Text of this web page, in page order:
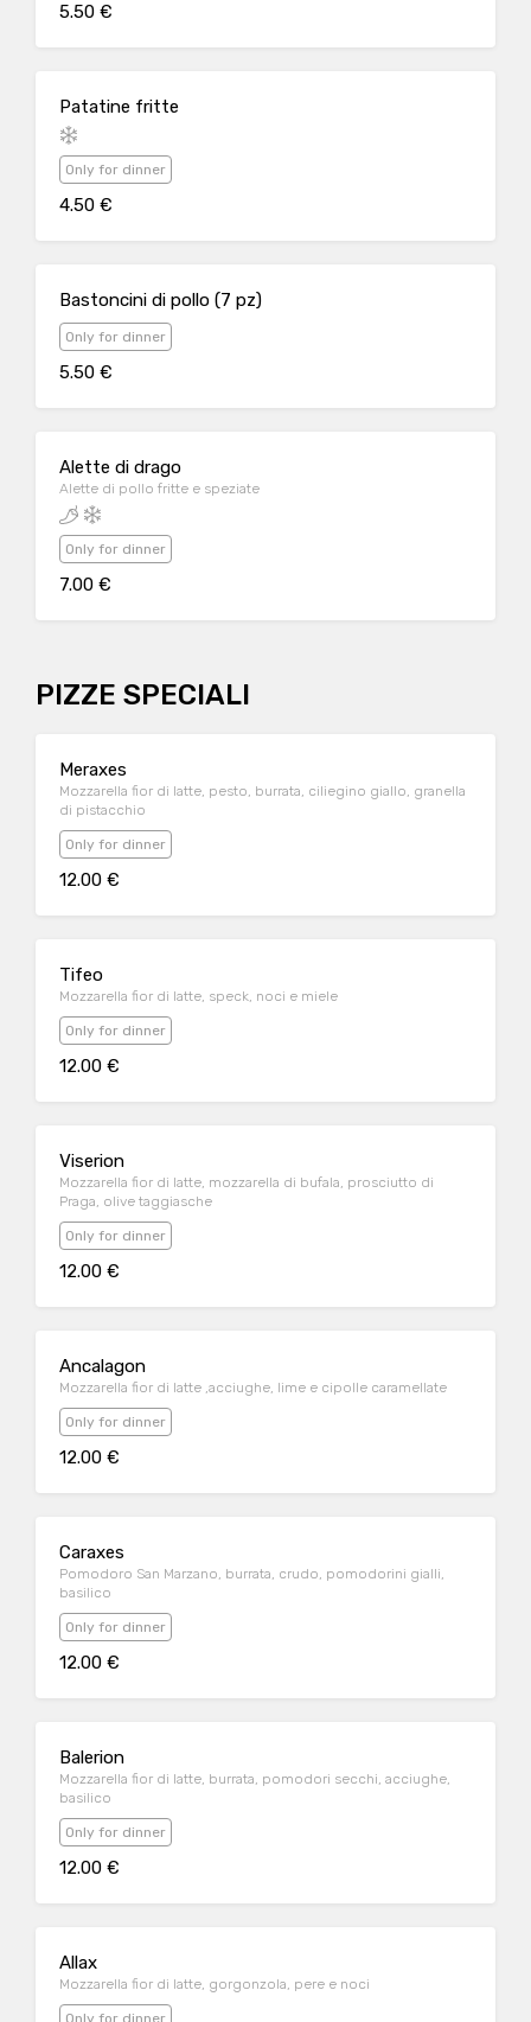
5.50 €
Patatine fritte
Only for dinner
4.50 €
Bastoncini di pollo (7 pz)
Only for dinner
5.50 €
Alette di drago
Alette di pollo fritte e speziate
Only for dinner
7.00 €
PIZZE SPECIALI
Meraxes
Mozzarella fior di latte, pesto, burrata, ciliegino giallo, granella
di pistacchio
Only for dinner
12.00 €
Tifeo
Mozzarella fior di latte, speck, noci e miele
Only for dinner
12.00 €
Viserion
Mozzarella fior di latte, mozzarella di bufala, prosciutto di
Praga, olive taggiasche
Only for dinner
12.00 €
Ancalagon
Mozzarella fior di latte ,acciughe, lime e cipolle caramellate
Only for dinner
12.00 €
Caraxes
Pomodoro San Marzano, burrata, crudo, pomodorini gialli,
basilico
Only for dinner
12.00 €
Balerion
Mozzarella fior di latte, burrata, pomodori secchi, acciughe,
basilico
Only for dinner
12.00 €
Allax
Mozzarella fior di latte, gorgonzola, pere e noci
Only for dinner